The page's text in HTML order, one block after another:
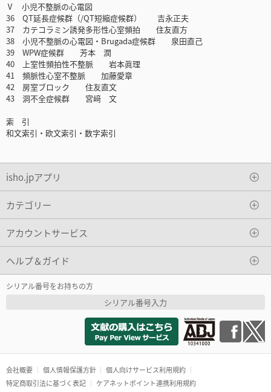
Ⅴ 小児不整脈の心電図
36 QT延長症候群（/QT短縮症候群） 吉永正夫
37 カテコラミン誘発多形性心室頻拍 住友直方
38 小児不整脈の心電図・Brugada症候群 泉田直己
39 WPW症候群 芳本 潤
40 上室性頻拍性不整脈 岩本眞理
41 頻脈性心室不整脈 加藤愛章
42 房室ブロック 住友直文
43 洞不全症候群 宮﨑 文
索 引
和文索引・欧文索引・数字索引
isho.jpアプリ
カテゴリー
アカウントサービス
ヘルプ＆ガイド
シリアル番号をお持ちの方
シリアル番号入力
会社概要 個人情報保護方針
個人向けサービス利用規約
特定商取引法に基づく表記
ケアネットポイント連携利用規約